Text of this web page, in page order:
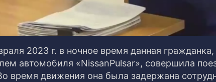
2023 г. в ночное время данная
автомобиля «NissanPulsar», совершила
время движения она была задержана